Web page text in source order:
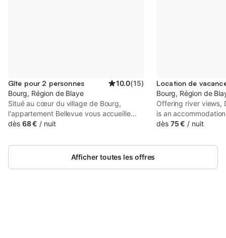
Gîte pour 2 personnes 10.0(15)
Bourg, Région de Blaye
Situé au cœur du village de Bourg,
l'appartement Bellevue vous accueille
dans un bâtiment du XVIIIe siècle
de 35 m² peut accueillir jusqu'à 2
personnes et dispose d'une chambre
dès 68 € / nuit
Bourg, Région de
Offering river views,
is an
sur-Gironde, 35 km
Delmas Bridge.
dès 75 € / nuit
Afficher toutes les offres